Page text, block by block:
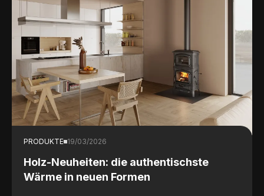
PRODUKTE 19/03/2026
Holz-Neuheiten: die authentischste
Wärme in neuen Formen